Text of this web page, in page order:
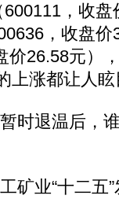
，收
，收盘
价26.58元）
上涨都让人
退温后，
业“十二五”